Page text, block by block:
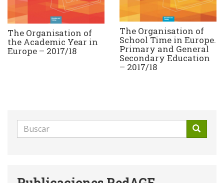
The Organisation of
the Academic Year in
Europe – 2017/18
The Organisation of
School Time in Europe.
Primary and General
Secondary Education
– 2017/18
Formulario
de